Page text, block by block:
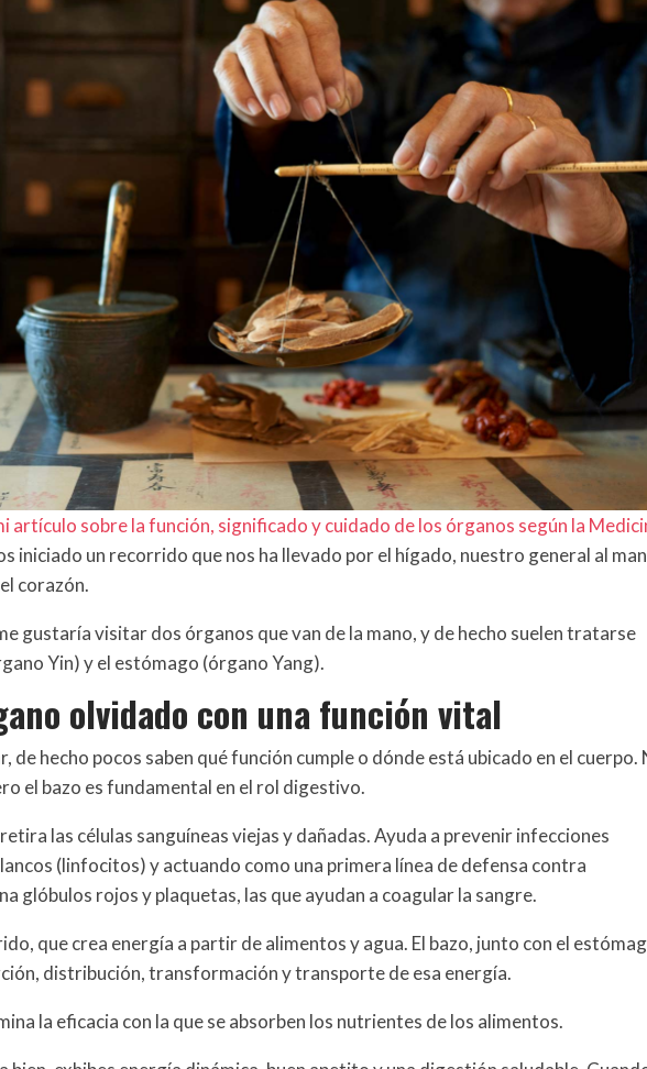
artículo sobre la función, significado y cuidado de los órganos según la
iniciado un recorrido que nos ha llevado por el hígado, nuestro general al
corazón.
gustaría visitar dos órganos que van de la mano, y de hecho suelen tratarse
Yin) y el estómago (órgano Yang).
olvidado con una función vital
de hecho pocos saben qué función cumple o dónde está ubicado en el cuerpo.
el bazo es fundamental en el rol digestivo.
las células sanguíneas viejas y dañadas. Ayuda a prevenir infecciones
(linfocitos) y actuando como una primera línea de defensa contra
glóbulos rojos y plaquetas, las que ayudan a coagular la sangre.
que crea energía a partir de alimentos y agua. El bazo, junto con el
distribución, transformación y transporte de esa energía.
la eficacia con la que se absorben los nutrientes de los alimentos.